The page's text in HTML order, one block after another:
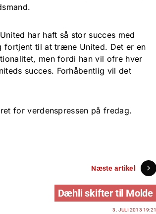
har haft så stor succes med
fortjent til at træne United. Det er en
men fordi han vil ofre hver
succes. Forhåbentlig vil det
for verdenspressen på fredag.
Næste artikel
Dæhli skifter til Molde
3. JULI 2013 19:21